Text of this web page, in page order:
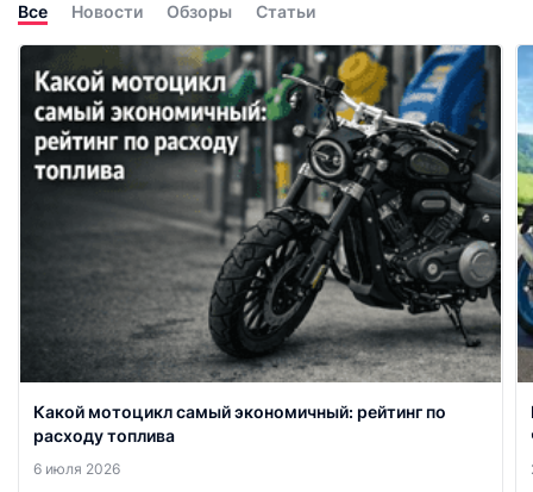
Все Новости Обзоры Статьи
Какой мотоцикл самый экономичный: рейтинг по
расходу топлива
6 июля 2026